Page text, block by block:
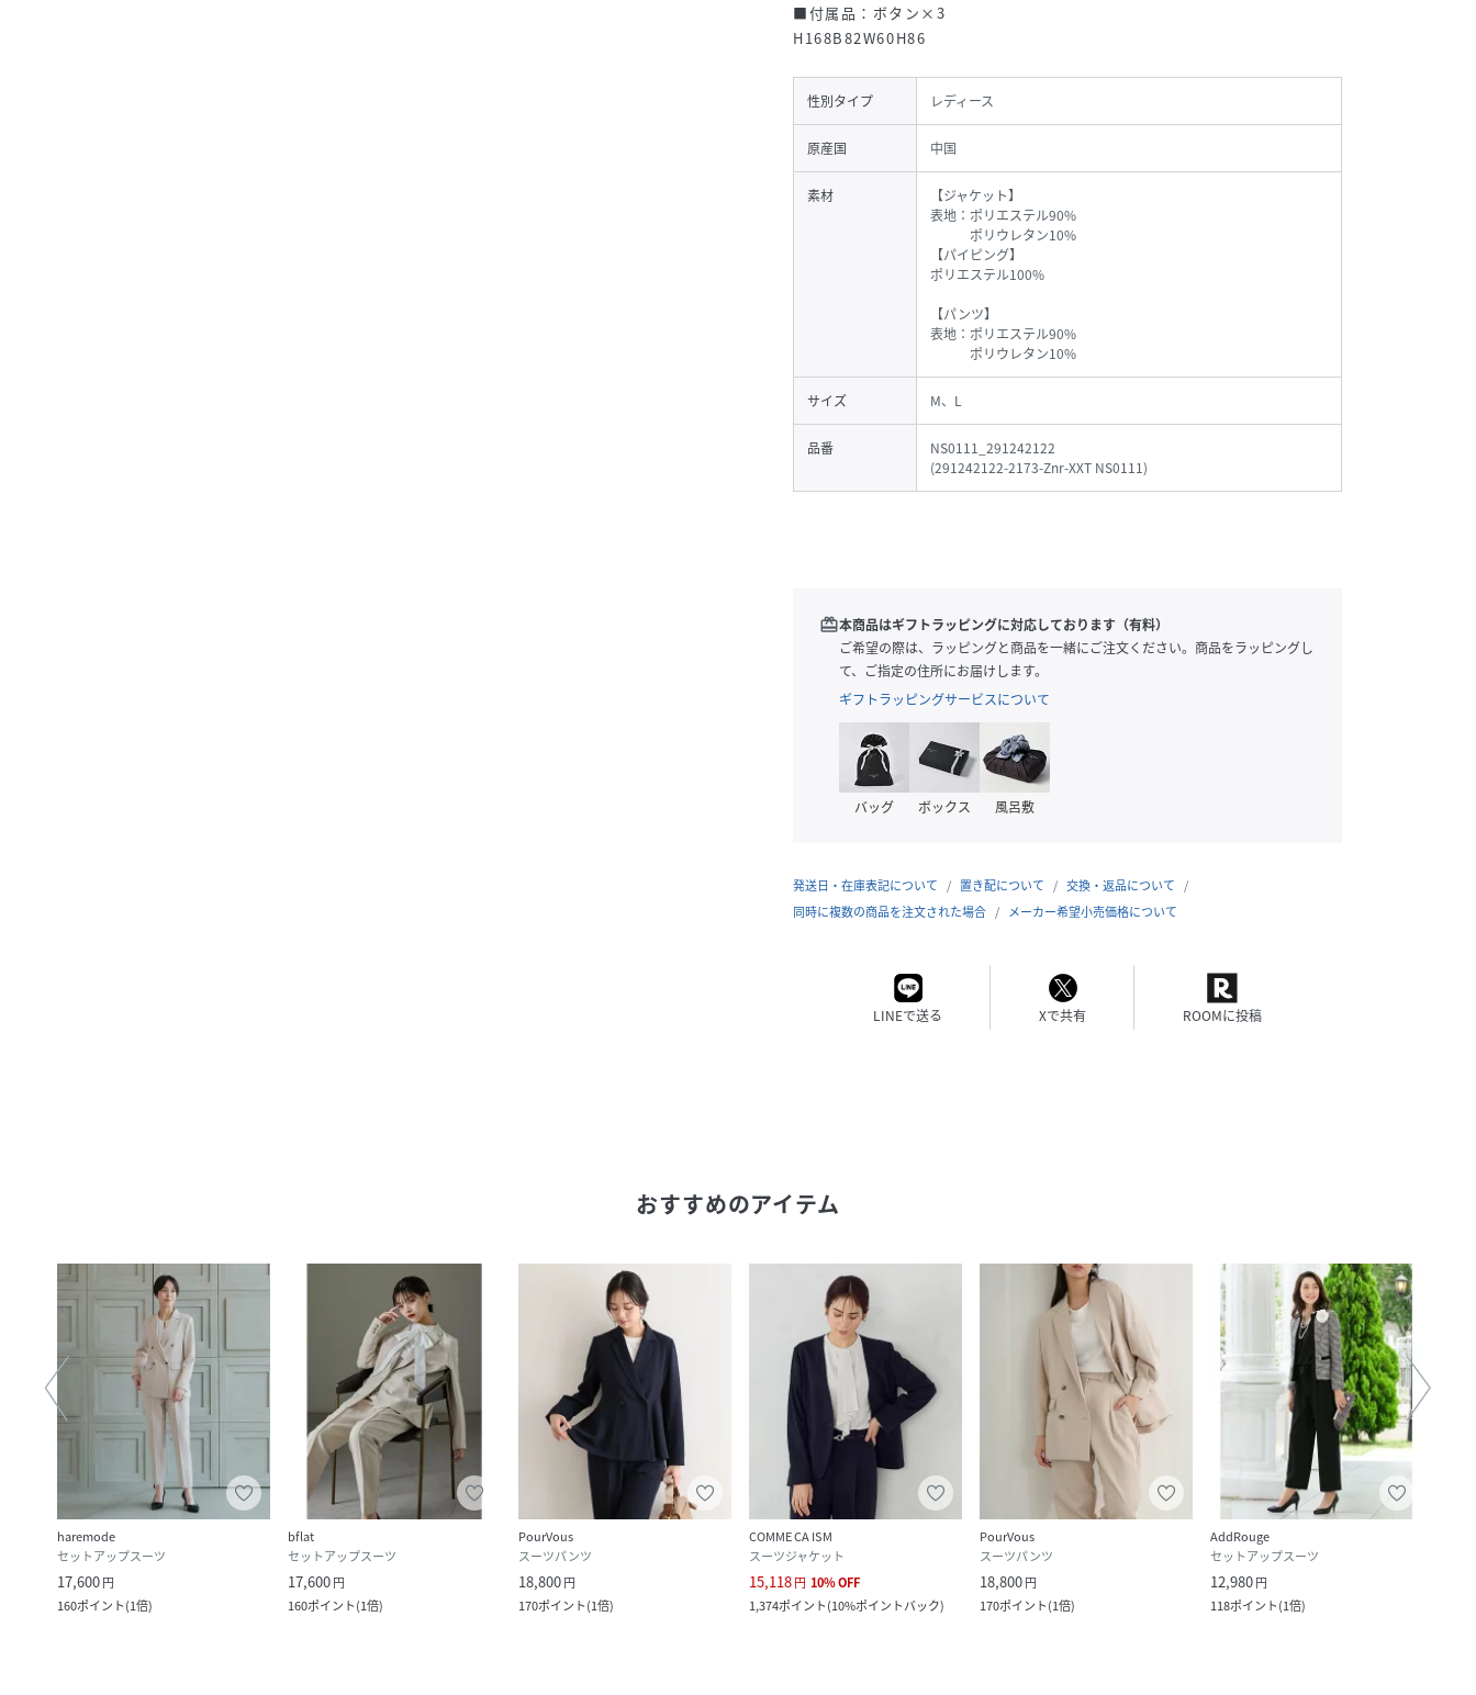
■付属品：ボタン×3
H168B82W60H86
性別タイプ レディース
原産国 中国
素材
【ジャケット】
表地：ポリエステル90%
ポリウレタン10%
【パイピング】
ポリエステル100%
【パンツ】
表地：ポリエステル90%
ポリウレタン10%
サイズ M、L
品番
NS0111_291242122
(291242122-2173-Znr-XXT NS0111)
redeem本商品はギフトラッピングに対応しております（有料）
ご希望の際は、ラッピングと商品を一緒にご注文ください。商品をラッピングし
て、ご指定の住所にお届けします。
ギフトラッピングサービスについて
バッグ ボックス 風呂敷
発送日・在庫表記について 置き配について
交換・返品について
同時に複数の商品を注文された場合
メーカー希望小売価格について
LINEで送る Xで共有 ROOMに投稿
おすすめのアイテム
haremode
セットアップスーツ
17,600円
160ポイント(1倍)
bflat
セットアップスーツ
17,600円
160ポイント(1倍)
PourVous
スーツパンツ
18,800円
170ポイント(1倍)
COMME CA ISM
スーツジャケット
15,118円 10%OFF
1,374ポイント(10%ポイントバック)
PourVous
スーツパンツ
18,800円
170ポイント(1倍)
AddRouge
セットアップスーツ
12,980円
118ポイント(1倍)